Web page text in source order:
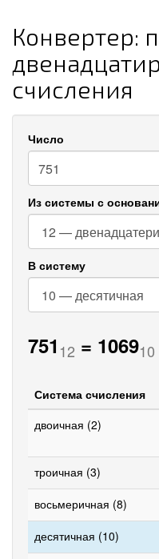
Конвертер:
счисления
Число
Из системы с
В систему
751 12 = 106910
Система счисления
двоичная (2)
троичная (3)
восьмеричная (8)
десятичная (10)